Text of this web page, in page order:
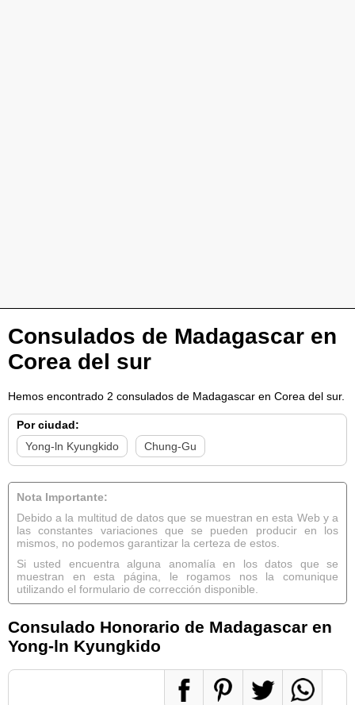
Consulados de Madagascar en
Corea del sur
Hemos encontrado 2 consulados de Madagascar en Corea del sur.
Por ciudad:
Yong-ln Kyungkido
Chung-Gu
Nota Importante:
Debido a la multitud de datos que se muestran en esta Web y a
las constantes variaciones que se pueden producir en los
mismos, no podemos garantizar la certeza de estos.
Si usted encuentra alguna anomalía en los datos que se
muestran en esta página, le rogamos nos la comunique
utilizando el formulario de corrección disponible.
Consulado Honorario de Madagascar en
Yong-ln Kyungkido